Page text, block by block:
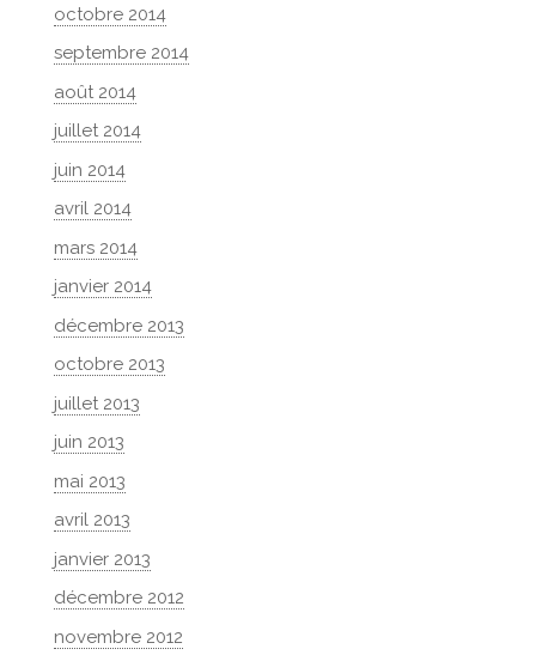
octobre 2014
septembre 2014
août 2014
juillet 2014
juin 2014
avril 2014
mars 2014
janvier 2014
décembre 2013
octobre 2013
juillet 2013
juin 2013
mai 2013
avril 2013
janvier 2013
décembre 2012
novembre 2012